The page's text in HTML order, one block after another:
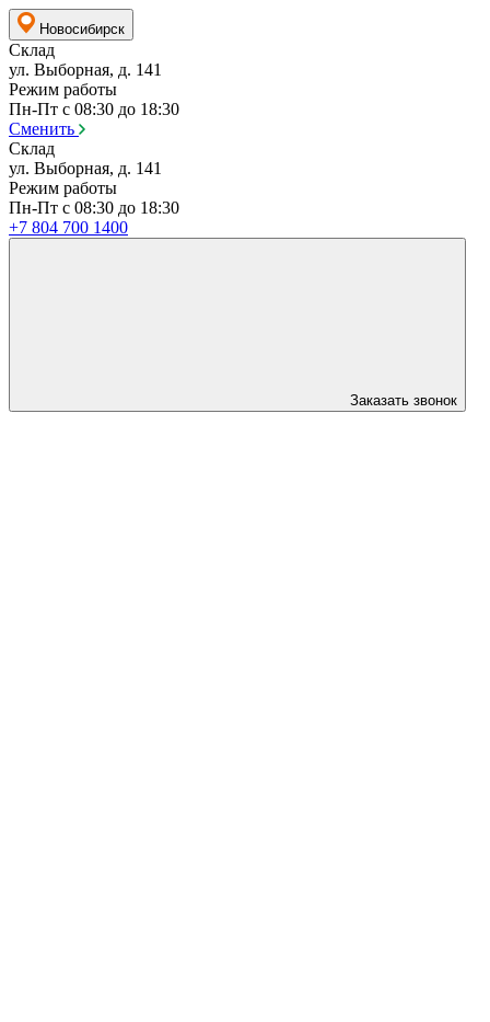
Новосибирск
Склад
ул. Выборная, д. 141
Режим работы
Пн-Пт с 08:30 до 18:30
Сменить
Склад
ул. Выборная, д. 141
Режим работы
Пн-Пт с 08:30 до 18:30
+7 804 700 1400
Заказать звонок